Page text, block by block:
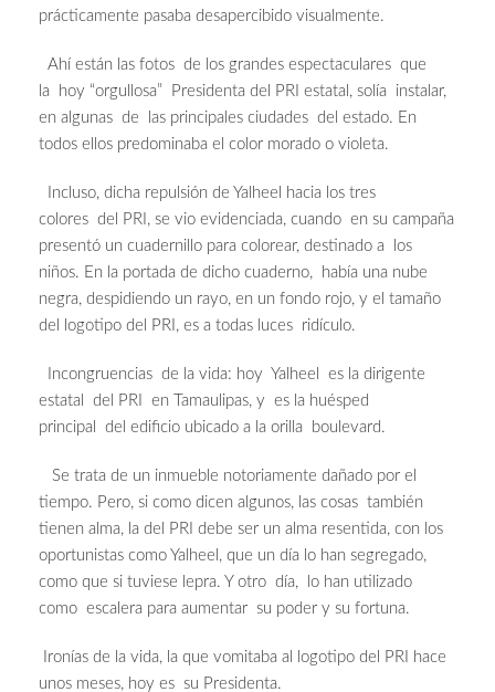
prácticamente pasaba desapercibido visualmente.
Ahí están las fotos de los grandes espectaculares que
la hoy “orgullosa” Presidenta del PRI estatal, solía instalar,
en algunas de las principales ciudades del estado. En
todos ellos predominaba el color morado o violeta.
Incluso, dicha repulsión de Yalheel hacia los tres
colores del PRI, se vio evidenciada, cuando en su campaña
presentó un cuadernillo para colorear, destinado a los
niños. En la portada de dicho cuaderno, había una nube
negra, despidiendo un rayo, en un fondo rojo, y el tamaño
del logotipo del PRI, es a todas luces ridículo.
Incongruencias de la vida: hoy Yalheel es la dirigente
estatal del PRI en Tamaulipas, y es la huésped
principal del edificio ubicado a la orilla boulevard.
Se trata de un inmueble notoriamente dañado por el
tiempo. Pero, si como dicen algunos, las cosas también
tienen alma, la del PRI debe ser un alma resentida, con los
oportunistas como Yalheel, que un día lo han segregado,
como que si tuviese lepra. Y otro día, lo han utilizado
como escalera para aumentar su poder y su fortuna.
Ironías de la vida, la que vomitaba al logotipo del PRI hace
unos meses, hoy es su Presidenta.